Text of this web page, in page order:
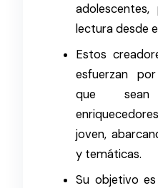
lectura desde
Estos
esfuerzan
que
joven,
y temáticas.
Su objetivo